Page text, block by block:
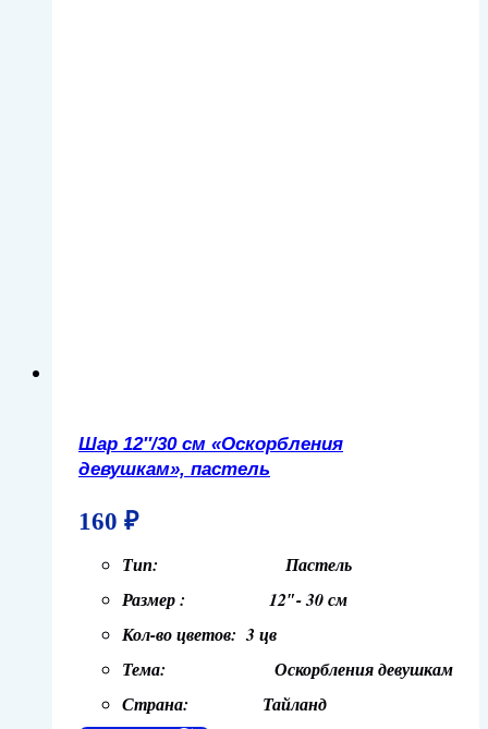
Шар 12″/30 см «Оскорбления
девушкам», пастель
160 ₽
Тип: Пастель
Размер : 12″- 30 см
Кол-во цветов: 3 цв
Тема: Оскорбления девушкам
Страна: Тайланд